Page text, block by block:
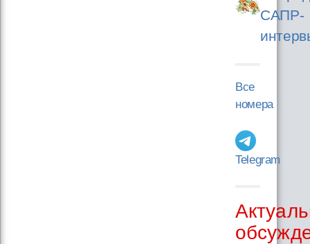
САПР-
Все
номера
Telegram